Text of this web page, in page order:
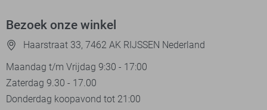
Bezoek onze winkel
Haarstraat 33, 7462 AK RIJSSEN Nederland
Maandag t/m Vrijdag 9:30 - 17:00
Zaterdag 9.30 - 17.00
Donderdag koopavond tot 21:00